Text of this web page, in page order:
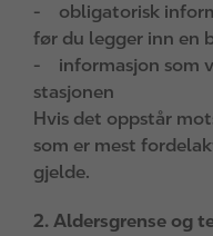
- obligatorisk
før du legger inn en
- informasjon som
stasjonen
Hvis det oppstår
som er mest
gjelde.
2. Aldersgrense og